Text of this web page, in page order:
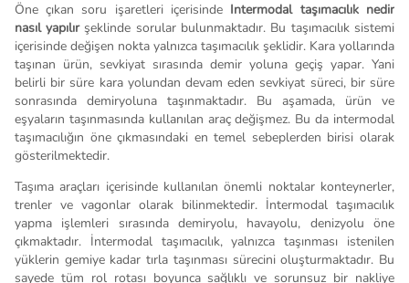
Öne çıkan soru işaretleri içerisinde Intermodal taşımacılık nedir
nasıl yapılırşeklinde sorular bulunmaktadır. Bu taşımacılık sistemi
içerisinde değişen nokta yalnızca taşımacılık şeklidir. Kara yollarında
taşınan ürün, sevkiyat sırasında demir yoluna geçiş yapar. Yani
belirli bir süre kara yolundan devam eden sevkiyat süreci, bir süre
sonrasında demiryoluna taşınmaktadır. Bu aşamada, ürün ve
eşyaların taşınmasında kullanılan araç değişmez. Bu da intermodal
taşımacılığın öne çıkmasındaki en temel sebeplerden birisi olarak
gösterilmektedir.
Taşıma araçları içerisinde kullanılan önemli noktalar konteynerler,
trenler ve vagonlar olarak bilinmektedir. İntermodal taşımacılık
yapma işlemleri sırasında demiryolu, havayolu, denizyolu öne
çıkmaktadır. İntermodal taşımacılık, yalnızca taşınması istenilen
yüklerin gemiye kadar tırla taşınması sürecini oluşturmaktadır. Bu
sayede tüm rol rotası boyunca sağlıklı ve sorunsuz bir nakliye